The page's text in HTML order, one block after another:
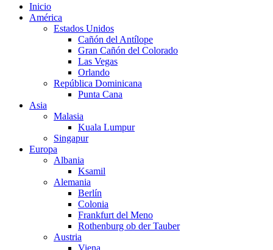
Inicio
América
Estados Unidos
Cañón del Antílope
Gran Cañón del Colorado
Las Vegas
Orlando
República Dominicana
Punta Cana
Asia
Malasia
Kuala Lumpur
Singapur
Europa
Albania
Ksamil
Alemania
Berlín
Colonia
Frankfurt del Meno
Rothenburg ob der Tauber
Austria
Viena